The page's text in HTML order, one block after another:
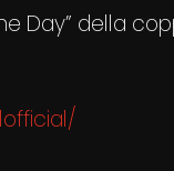
Day” della